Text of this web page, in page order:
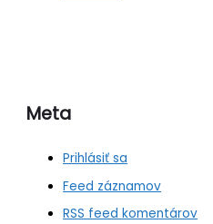
Meta
Prihlásiť sa
Feed záznamov
RSS feed komentárov